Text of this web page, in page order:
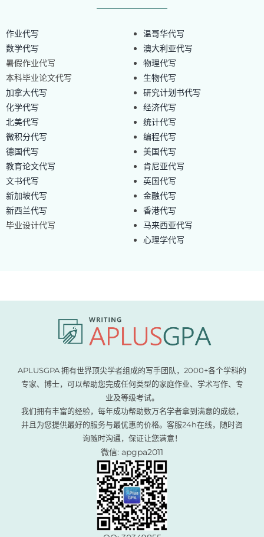
作业代写
数学代写
暑假作业代写
本科毕业论文代写
加拿大代写
化学代写
北美代写
微积分代写
德国代写
教育论文代写
文书代写
新加坡代写
新西兰代写
毕业设计代写
温哥华代写
澳大利亚代写
物理代写
生物代写
研究计划书代写
经济代写
统计代写
编程代写
美国代写
肯尼亚代写
英国代写
金融代写
香港代写
马来西亚代写
心理学代写
APLUSGPA 拥有世界顶尖学者组成的写手团队，2000+各个学科的
专家、博士，可以帮助您完成任何类型的家庭作业、学术写作、专
业及等级考试。
我们拥有丰富的经验，每年成功帮助数万名学者拿到满意的成绩，
并且为您提供最好的服务与最优惠的价格。客服24h在线，随时咨
询随时沟通，保证让您满意！
微信: apgpa2011